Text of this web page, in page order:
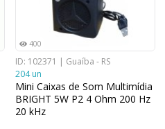
400
ID: 102371 | Guaíba - RS
204 un
Mini Caixas de Som Multimídia
BRIGHT 5W P2 4 Ohm 200 Hz
20 kHz